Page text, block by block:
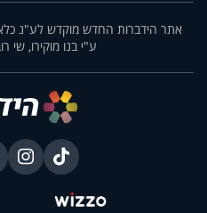
אתר הידברות החדש מוקדש לע"נ
ע"י בנו מוקירו, שי